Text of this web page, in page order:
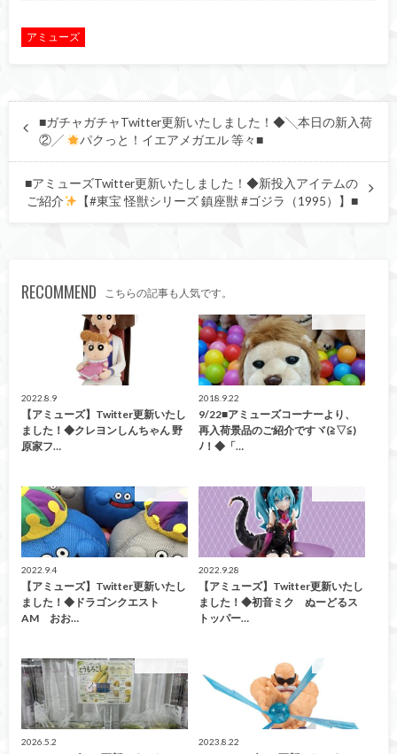
アミューズ
■ガチャガチャTwitter更新いたしました！◆╲本日の新入荷
②╱
パクっと！イエアメガエル 等々■
■アミューズTwitter更新いたしました！◆新投入アイテムの
ご紹介
【#東宝 怪獣シリーズ 鎮座獣 #ゴジラ（1995）】■
RECOMMEND こちらの記事も人気です。
2022.8.9
【アミューズ】Twitter更新いたし
ました！◆クレヨンしんちゃん 野
原家フ…
2018.9.22
9/22■アミューズコーナーより、
再入荷景品のご紹介ですヾ(≧▽≦)
ﾉ！◆「…
2022.9.4
【アミューズ】Twitter更新いたし
ました！◆ドラゴンクエスト
AM おお…
2022.9.28
【アミューズ】Twitter更新いたし
ました！◆初音ミク ぬーどるス
トッパー…
2026.5.2 2023.8.22